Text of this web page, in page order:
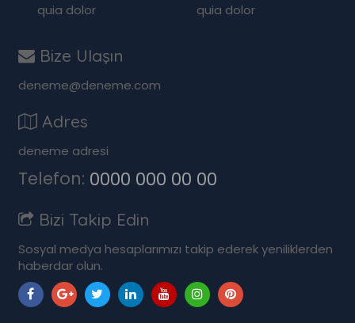
quia dolor
quia dolor
Bize Ulaşın
deneme@deneme.com
Adres
deneme adresi
Telefon: 0000 000 00 00
Bizi Takip Edin
Sosyal medya hesaplarımızı takip ederek yeniliklerden
haberdar olun.